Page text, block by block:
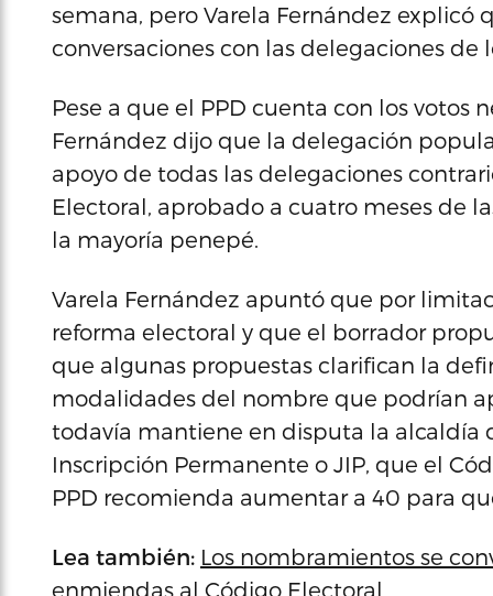
semana, pero Varela Fernández
conversaciones con las delegaciones de
Pese a que el PPD cuenta con los votos
Fernández dijo que la delegación
apoyo de todas las delegaciones
Electoral, aprobado a cuatro meses de
la mayoría penepé.
Varela Fernández apuntó que por
reforma electoral y que el borrador
que algunas propuestas clarifican la
modalidades del nombre que podrían
todavía mantiene en disputa la alcaldía
Inscripción Permanente o JIP, que el
PPD recomienda aumentar a 40 para
Lea también: Los nombramientos se
enmiendas al Código Electoral